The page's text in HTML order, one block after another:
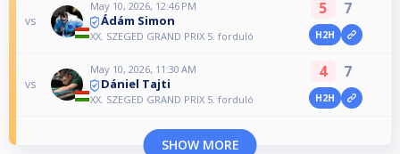
vs
May 10, 2026, 12:46 PM
Ádám Simon
XX. SZEGED GRAND PRIX 5. forduló
5 7
H2H
vs
May 10, 2026, 11:30 AM
Dániel Tajti
XX. SZEGED GRAND PRIX 5. forduló
4 7
H2H
SHOW MORE